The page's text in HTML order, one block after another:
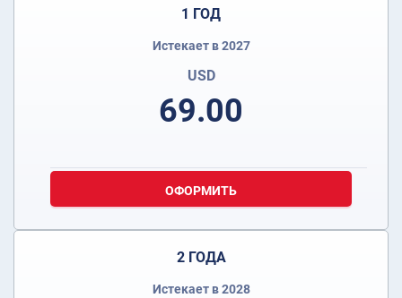
1 ГОД
Истекает в 2027
USD
69.00
ОФОРМИТЬ
2 ГОДА
Истекает в 2028